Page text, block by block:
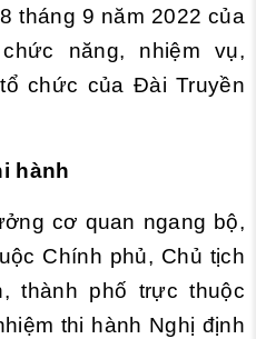
tháng 9 năm 2022 của
năng, nhiệm vụ,
chức của Đài Truyền
hành
cơ quan ngang bộ,
Chính phủ, Chủ tịch
thành phố trực thuộc
thi hành Nghị định